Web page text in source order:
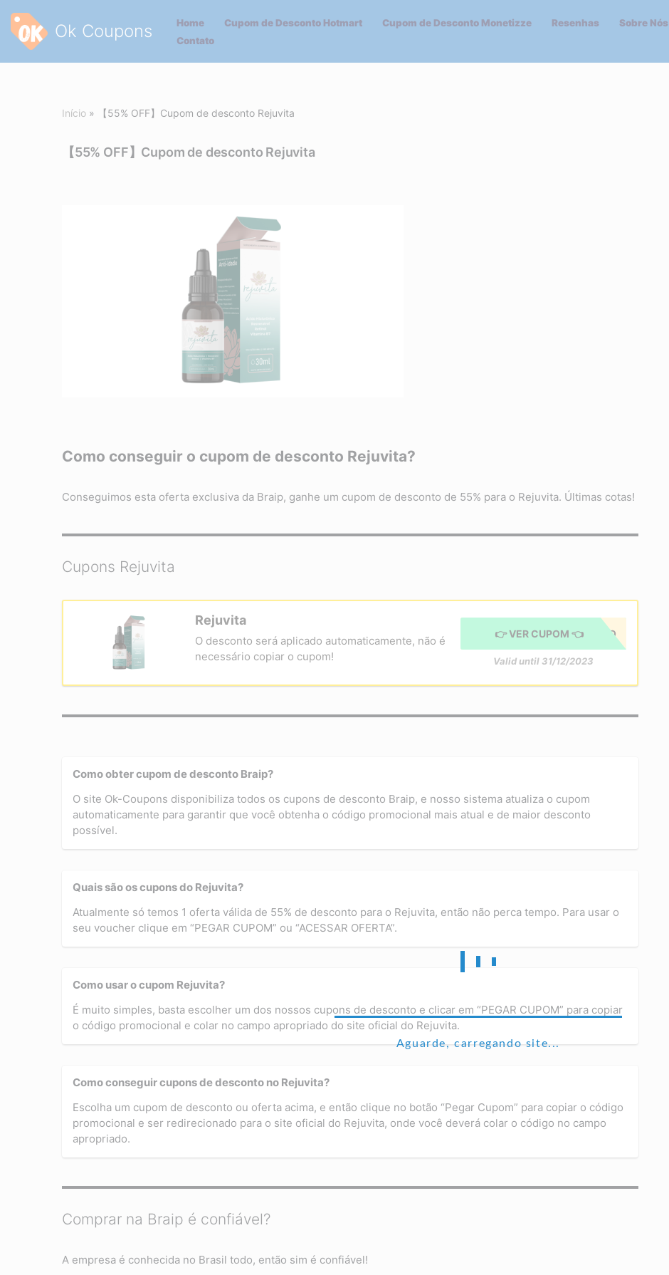
Aguarde, carregando site...
Pular
para
Ok Coupons Home Cupom de Desconto Hotmart Cupom de Desconto Monetizze Resenhas
Sobre Nós
Contato
Início » 【55% OFF】Cupom de desconto Rejuvita
【55% OFF】Cupom de desconto Rejuvita
Como conseguir o cupom de desconto Rejuvita?
Conseguimos esta oferta exclusiva da Braip, ganhe um cupom de desconto de 55% para o Rejuvita. Últimas cotas!
Cupons Rejuvita
Rejuvita
O desconto será aplicado automaticamente, não é
necessário copiar o cupom!
CUPOM APLICADO
👉 VER CUPOM 👈
Valid until 31/12/2023
Como obter cupom de desconto Braip?
O site Ok-Coupons disponibiliza todos os cupons de desconto Braip, e nosso sistema atualiza o cupom
automaticamente para garantir que você obtenha o código promocional mais atual e de maior desconto
possível.
Quais são os cupons do Rejuvita?
Atualmente só temos 1 oferta válida de 55% de desconto para o Rejuvita, então não perca tempo. Para usar o
seu voucher clique em “PEGAR CUPOM” ou “ACESSAR OFERTA”.
Como usar o cupom Rejuvita?
É muito simples, basta escolher um dos nossos cupons de desconto e clicar em “PEGAR CUPOM” para copiar
o código promocional e colar no campo apropriado do site oficial do Rejuvita.
Como conseguir cupons de desconto no Rejuvita?
Escolha um cupom de desconto ou oferta acima, e então clique no botão “Pegar Cupom” para copiar o código
promocional e ser redirecionado para o site oficial do Rejuvita, onde você deverá colar o código no campo
apropriado.
Comprar na Braip é confiável?
A empresa é conhecida no Brasil todo, então sim é confiável!